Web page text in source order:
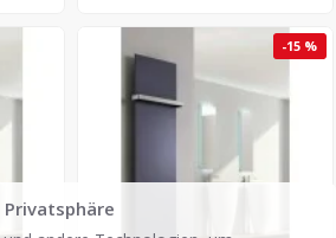
-15 %